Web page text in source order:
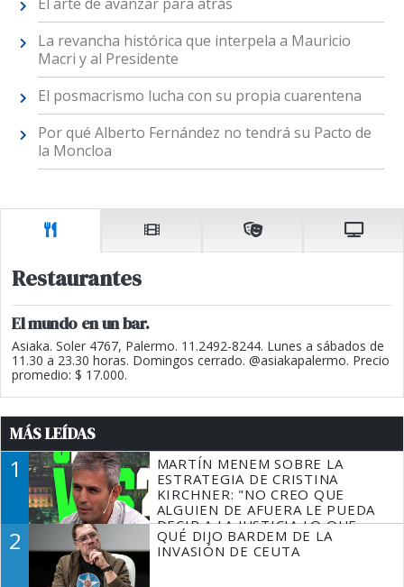
La revancha histórica que interpela a Mauricio
Macri y al Presidente
El posmacrismo lucha con su propia cuarentena
Por qué Alberto Fernández no tendrá su Pacto de
la Moncloa
Restaurantes
El mundo en un bar.
Asiaka. Soler 4767, Palermo. 11.2492-8244. Lunes a sábados de
11.30 a 23.30 horas. Domingos cerrado. @asiakapalermo. Precio
promedio: $ 17.000.
MÁS LEÍDAS
1
MARTÍN MENEM SOBRE LA
ESTRATEGIA DE CRISTINA
KIRCHNER: "NO CREO QUE
ALGUIEN DE AFUERA LE PUEDA
DECIR A LA JUSTICIA LO QUE
TIENE QUE HACER"
2
QUÉ DIJO BARDEM DE LA
INVASIÓN DE CEUTA